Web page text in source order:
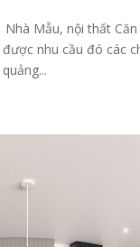
Mẫu, nội thất
nhu cầu đó các